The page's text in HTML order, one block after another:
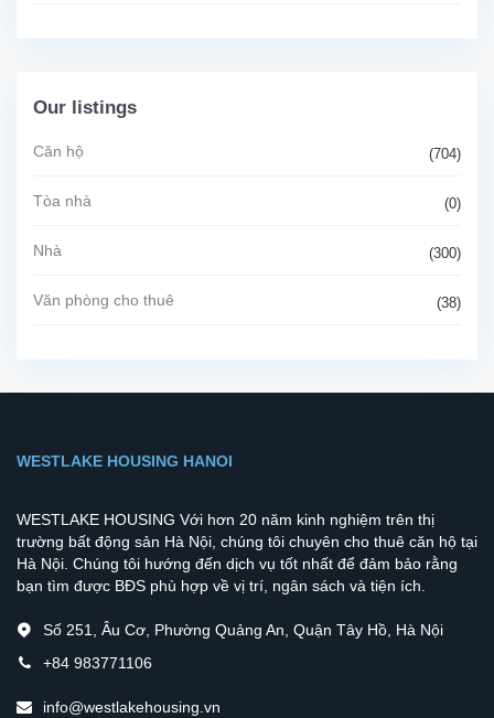
Our listings
Căn hộ (704)
Tòa nhà (0)
Nhà (300)
Văn phòng cho thuê (38)
WESTLAKE HOUSING HANOI
WESTLAKE HOUSING Với hơn 20 năm kinh nghiệm trên thị
trường bất động sản Hà Nội, chúng tôi chuyên cho thuê căn hộ tại
Hà Nội. Chúng tôi hướng đến dịch vụ tốt nhất để đảm bảo rằng
bạn tìm được BĐS phù hợp về vị trí, ngân sách và tiện ích.
Số 251, Âu Cơ, Phường Quảng An, Quận Tây Hồ, Hà Nội
+84 983771106
info@westlakehousing.vn